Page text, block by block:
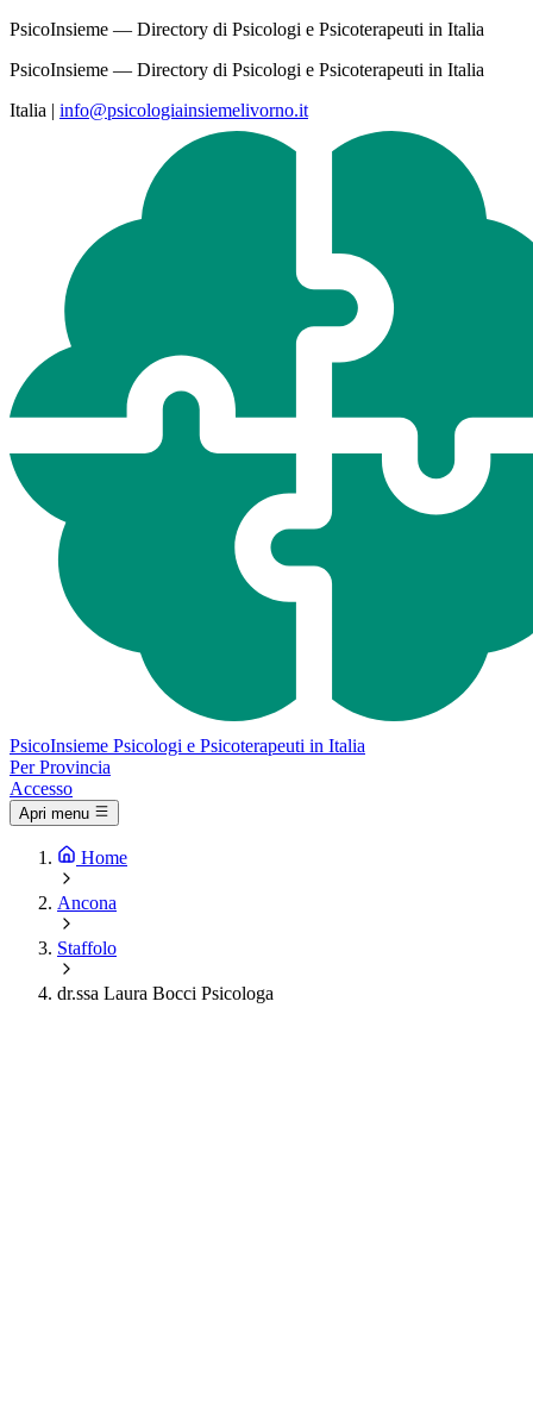
PsicoInsieme — Directory di Psicologi e Psicoterapeuti in Italia
PsicoInsieme — Directory di Psicologi e Psicoterapeuti in Italia
Italia | info@psicologiainsiemelivorno.it
PsicoInsieme Psicologi e Psicoterapeuti in Italia
Per Provincia
Accesso
Apri menu
Home
Ancona
Staffolo
dr.ssa Laura Bocci Psicologa